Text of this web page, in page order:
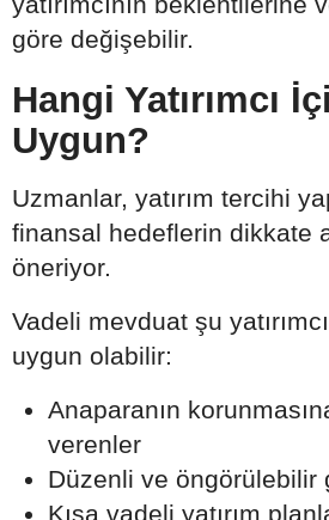
göre değişebilir.
Hangi Yatırımcı
Uygun?
Uzmanlar, yatırım tercihi
finansal hedeflerin dikkate
öneriyor.
Vadeli mevduat şu
uygun olabilir:
Anaparanın
verenler
Düzenli ve öngörülebilir
Kısa vadeli yatırım